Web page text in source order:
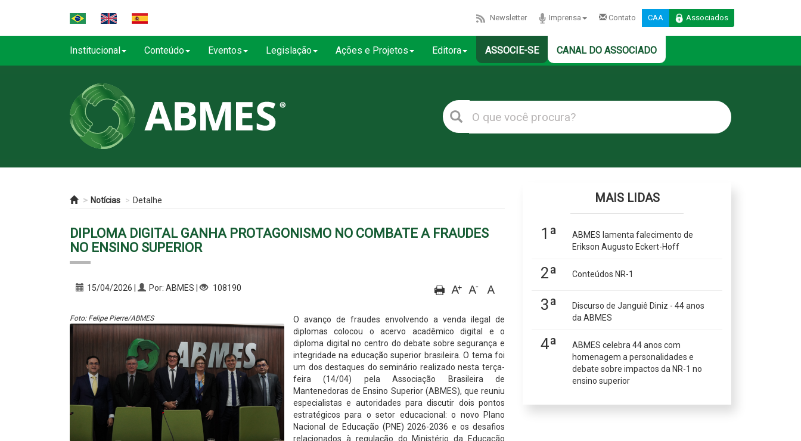
Newsletter Imprensa Contato CAA Associados
Institucional Conteúdo Eventos Legislação Ações e Projetos Editora ASSOCIE-SE CANAL DO ASSOCIADO
Notícias Detalhe
DIPLOMA DIGITAL GANHA PROTAGONISMO NO COMBATE A FRAUDES
NO ENSINO SUPERIOR
15/04/2026 | Por: ABMES | 108190
Foto: Felipe Pierre/ABMES
O avanço de fraudes envolvendo a venda ilegal de
diplomas colocou o acervo acadêmico digital e o
diploma digital no centro do debate sobre segurança e
integridade na educação superior brasileira. O tema foi
um dos destaques do seminário realizado nesta terça-
feira (14/04) pela Associação Brasileira de
Mantenedoras de Ensino Superior (ABMES), que reuniu
especialistas e autoridades para discutir dois pontos
estratégicos para o setor educacional: o novo Plano
Nacional de Educação (PNE) 2026-2036 e os desafios
relacionados à regulação do Ministério da Educação
MAIS LIDAS
1ª
ABMES lamenta falecimento de
Erikson Augusto Eckert-Hoff
2ª Conteúdos NR-1
3ª
Discurso de Janguiê Diniz - 44 anos
da ABMES
4ª
ABMES celebra 44 anos com
homenagem a personalidades e
debate sobre impactos da NR-1 no
ensino superior